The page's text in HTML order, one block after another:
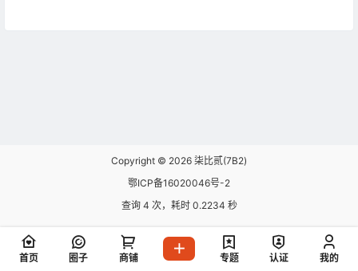
Copyright © 2026 柒比贰(7B2)
鄂ICP备16020046号-2
查询 4 次，耗时 0.2234 秒
首页 圈子 商铺 专题 认证 我的